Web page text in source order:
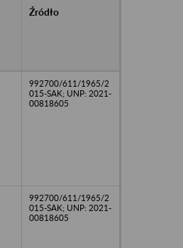
Źródło
992700/611/1965/2
015-SAK; UNP: 2021-
00818605
992700/611/1965/2
015-SAK; UNP: 2021-
00818605